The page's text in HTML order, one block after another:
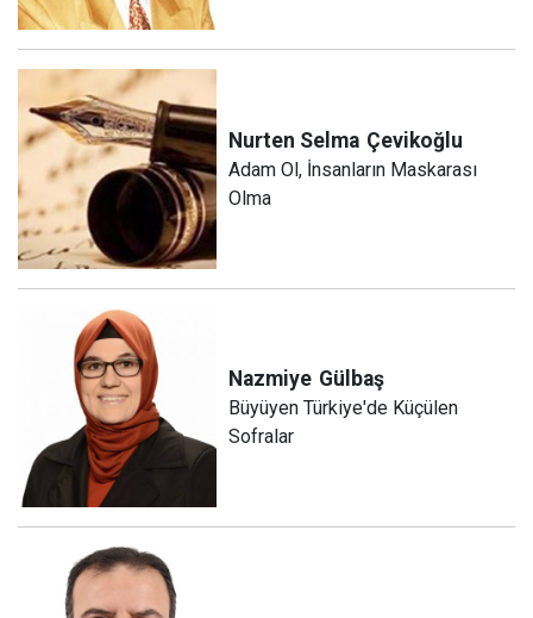
Nurten Selma Çevikoğlu
Adam Ol, İnsanların Maskarası
Olma
Nazmiye Gülbaş
Büyüyen Türkiye'de Küçülen
Sofralar